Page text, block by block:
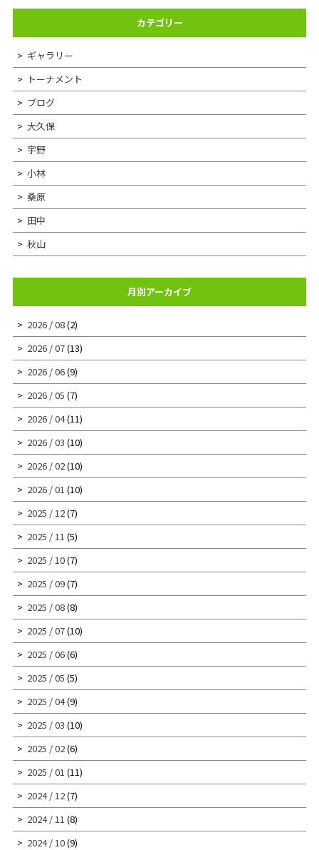
カテゴリー
ギャラリー
トーナメント
ブログ
大久保
宇野
小林
桑原
田中
秋山
月別アーカイブ
2026 / 08(2)
2026 / 07(13)
2026 / 06(9)
2026 / 05 (7)
2026 / 04(11)
2026 / 03 (10)
2026 / 02(10)
2026 / 01 (10)
2025 / 12(7)
2025 / 11 (5)
2025 / 10(7)
2025 / 09(7)
2025 / 08(8)
2025 / 07(10)
2025 / 06(6)
2025 / 05 (5)
2025 / 04(9)
2025 / 03 (10)
2025 / 02(6)
2025 / 01 (11)
2024 / 12(7)
2024 / 11 (8)
2024 / 10(9)